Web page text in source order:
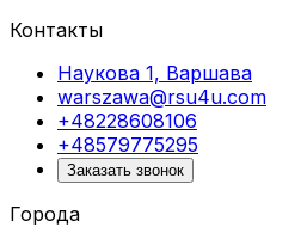
Контакты
Наукова 1, Варшава
warszawa@rsu4u.com
+48228608106
+48579775295
Заказать звонок
Города